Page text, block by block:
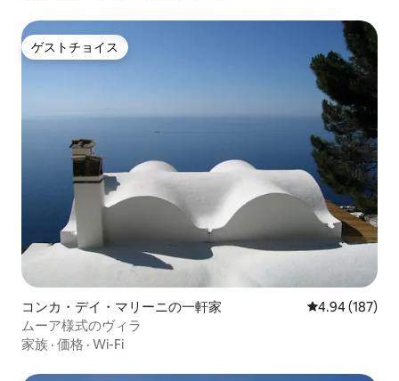
ゲストチョイス
ゲストチョイス
コンカ・デイ・マリーニの一軒家 レビュー187
4.94 (187)
ムーア様式のヴィラ
家族 · 価格 · Wi-Fi